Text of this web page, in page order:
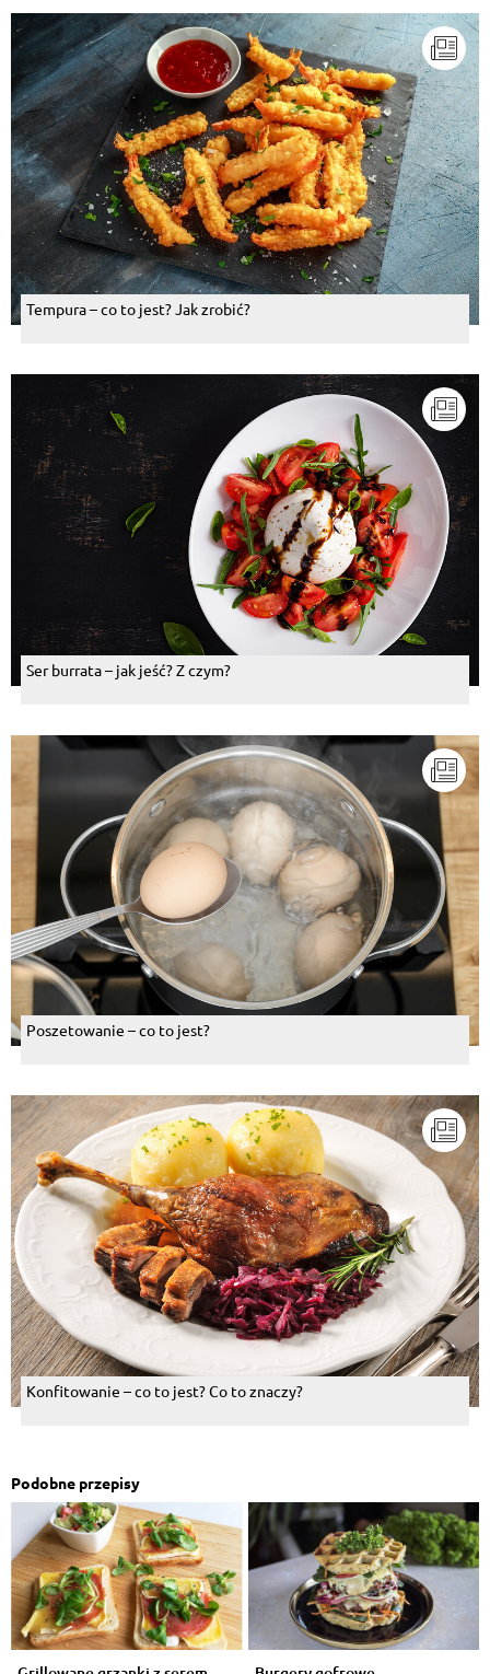
Tempura – co to jest? Jak zrobić?
Ser burrata – jak jeść? Z czym?
Poszetowanie – co to jest?
Konfitowanie – co to jest? Co to znaczy?
Podobne przepisy